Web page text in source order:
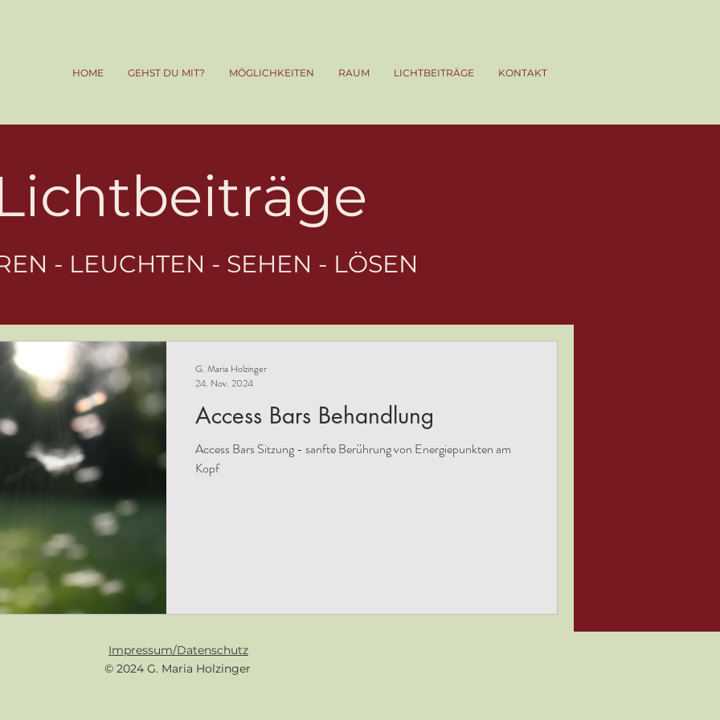
HOME GEHST DU MIT? MÖGLICHKEITEN RAUM LICHTBEITRÄGE KONTAKT
- LEUCHTEN - SEHEN - LÖSEN
Access Bars Behandlung
Access Bars Sitzung - sanfte Berührung von Energiepunkten am
Kopf
G. Maria Holzinger
24. Nov. 2024
Impressum/Datenschutz
© 2024 G. Maria Holzinger